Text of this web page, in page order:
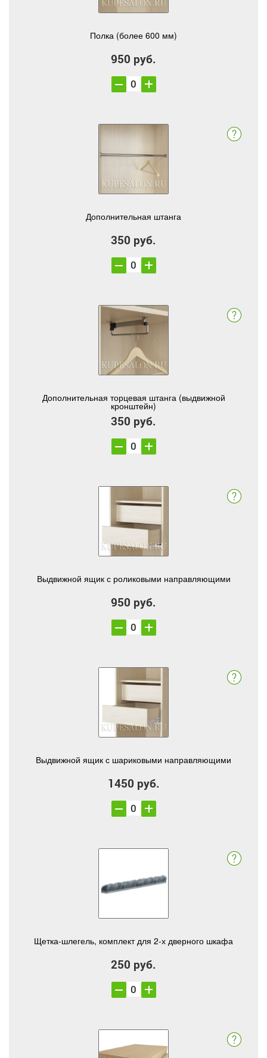
Полка (более 600 мм)
950 руб.
Дополнительная штанга
350 руб.
Дополнительная торцевая штанга (выдвижной
кронштейн)
350 руб.
Выдвижной ящик с роликовыми направляющими
950 руб.
Выдвижной ящик с шариковыми направляющими
1450 руб.
Щетка-шлегель, комплект для 2-х дверного шкафа
250 руб.